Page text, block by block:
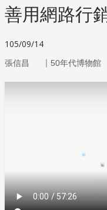
善用網路行
105/09/14
張信昌 ｜ 50年代博物館